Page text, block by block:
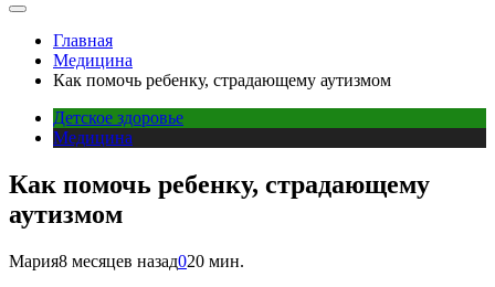
Главная
Медицина
Как помочь ребенку, страдающему аутизмом
Детское здоровье
Медицина
Как помочь ребенку, страдающему
аутизмом
Мария8 месяцев назад020 мин.